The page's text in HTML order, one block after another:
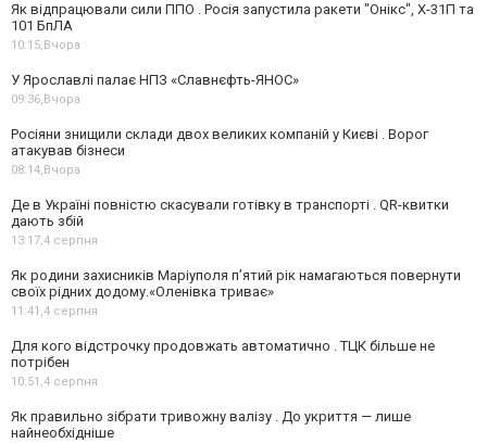
Як відпрацювали сили ППО . Росія запустила ракети "Онікс", Х-31П та
101 БпЛА
10:15, Вчора
У Ярославлі палає НПЗ «Славнєфть-ЯНОС»
09:36, Вчора
Росіяни знищили склади двох великих компаній у Києві . Ворог
атакував бізнеси
08:14, Вчора
Де в Україні повністю скасували готівку в транспорті . QR-квитки
дають збій
13:17,4 серпня
Як родини захисників Маріуполя пʼятий рік намагаються повернути
своїх рідних додому.«Оленівка триває»
11:41,4 серпня
Для кого відстрочку продовжать автоматично . ТЦК більше не
потрібен
10:51,4 серпня
Як правильно зібрати тривожну валізу . До укриття — лише
найнеобхідніше